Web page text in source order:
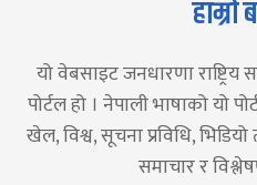
हाम्रो
यो वेबसाइट जनधारणा
पोर्टल हो । नेपाली भाषाको यो
खेल, विश्व, सूचना प्रविधि,
समाचार र